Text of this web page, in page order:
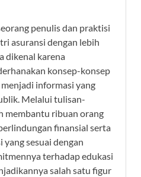
penulis dan praktisi
asuransi dengan lebih
dikenal karena
konsep-konsep
informasi yang
Melalui tulisan-
membantu ribuan orang
finansial serta
sesuai dengan
terhadap edukasi
salah satu figur